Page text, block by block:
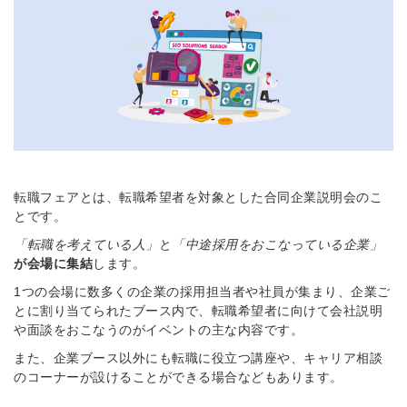
転職フェアとは、転職希望者を対象とした合同企業説明会のこ
とです。
「転職を考えている人」
と
「中途採用をおこなっている企業」
が会場に集結します。
1つの会場に数多くの企業の採用担当者や社員が集まり、企業ご
とに割り当てられたブース内で、転職希望者に向けて会社説明
や面談をおこなうのがイベントの主な内容です。
また、企業ブース以外にも転職に役立つ講座や、キャリア相談
のコーナーが設けることができる場合などもあります。